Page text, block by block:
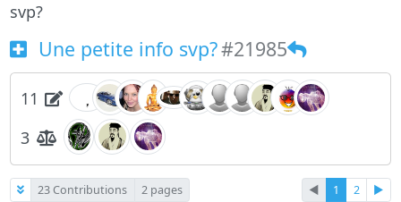
svp?
Une petite info svp?#21985
11
3
23 Contributions 2 pages ◄ 1 2 ►